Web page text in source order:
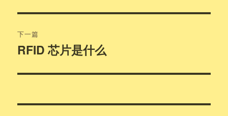
航
章：
下一篇
下
文
RFID 芯片是什么